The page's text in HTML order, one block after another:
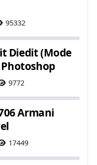
95332
Diedit (Mode
9772
Armani
17449